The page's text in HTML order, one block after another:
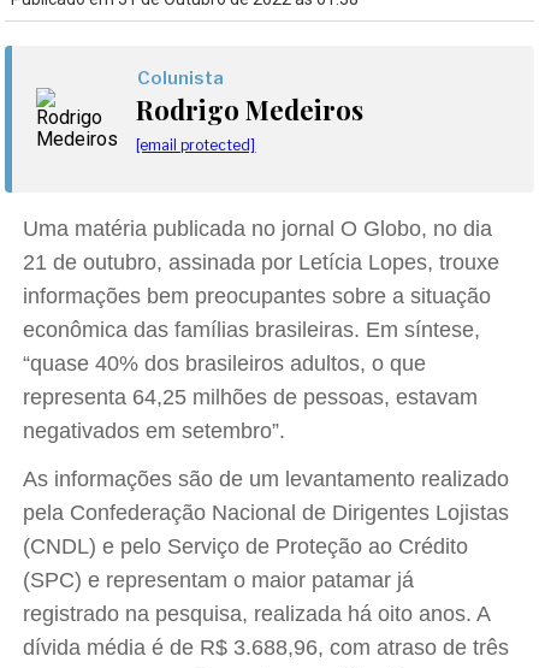
Colunista
Rodrigo Medeiros
[email protected]
Uma matéria publicada no jornal O Globo, no dia
21 de outubro, assinada por Letícia Lopes, trouxe
informações bem preocupantes sobre a situação
econômica das famílias brasileiras. Em síntese,
“quase 40% dos brasileiros adultos, o que
representa 64,25 milhões de pessoas, estavam
negativados em setembro”.
As informações são de um levantamento realizado
pela Confederação Nacional de Dirigentes Lojistas
(CNDL) e pelo Serviço de Proteção ao Crédito
(SPC) e representam o maior patamar já
registrado na pesquisa, realizada há oito anos. A
dívida média é de R$ 3.688,96, com atraso de três